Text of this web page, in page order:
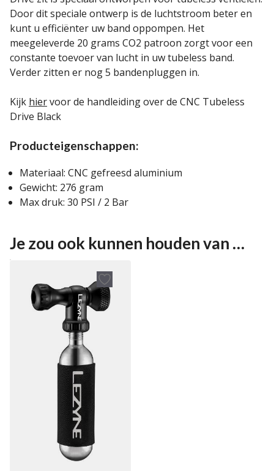
Door dit speciale ontwerp is de luchtstroom beter en
kunt u efficiënter uw band oppompen. Het
meegeleverde 20 grams CO2 patroon zorgt voor een
constante toevoer van lucht in uw tubeless band.
Verder zitten er nog 5 bandenpluggen in.
Kijk hiervoor de handleiding over de CNC Tubeless
Drive Black
Producteigenschappen:
Materiaal: CNC gefreesd aluminium
Gewicht: 276 gram
Max druk: 30 PSI / 2 Bar
Je zou ook kunnen houden van …